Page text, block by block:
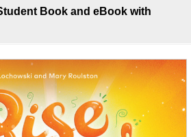
Book and eBook with